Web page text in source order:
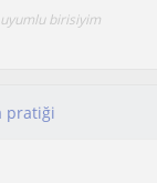
birisiyim
pratiği